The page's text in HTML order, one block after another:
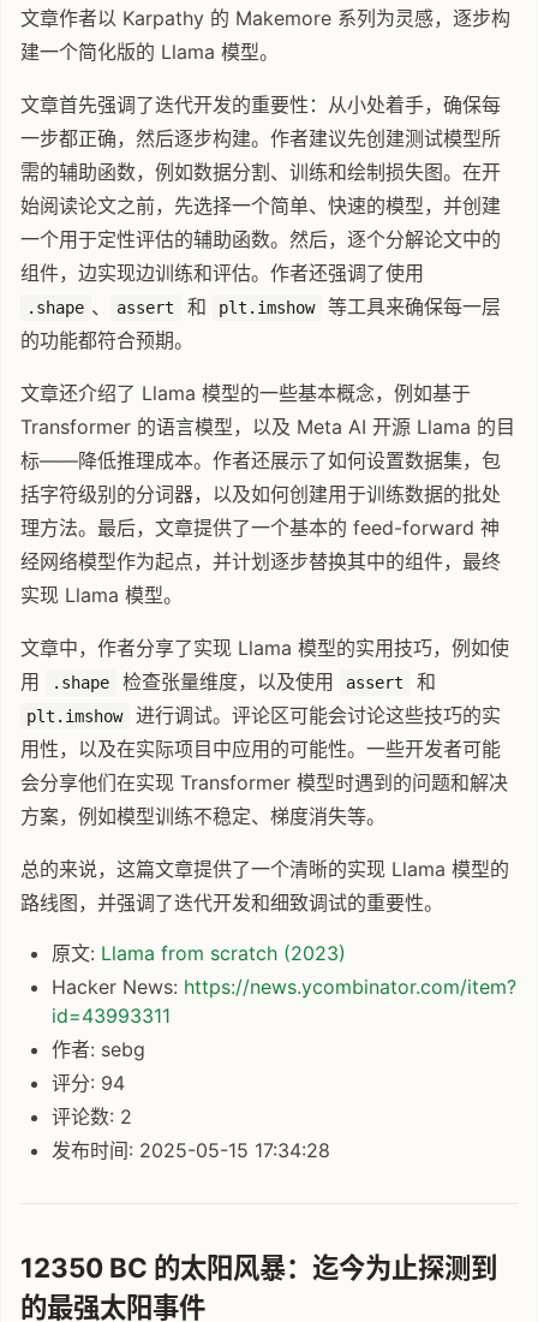
文章作者以 Karpathy 的 Makemore 系列为灵感，逐步构
建一个简化版的 Llama 模型。
文章首先强调了迭代开发的重要性：从小处着手，确保每
一步都正确，然后逐步构建。作者建议先创建测试模型所
需的辅助函数，例如数据分割、训练和绘制损失图。在开
始阅读论文之前，先选择一个简单、快速的模型，并创建
一个用于定性评估的辅助函数。然后，逐个分解论文中的
组件，边实现边训练和评估。作者还强调了使用
.shape 、 assert 和 plt.imshow
等工具来确保每一层
的功能都符合预期。
文章还介绍了 Llama 模型的一些基本概念，例如基于
Transformer 的语言模型，以及 Meta AI 开源 Llama 的目
标——降低推理成本。作者还展示了如何设置数据集，包
括字符级别的分词器，以及如何创建用于训练数据的批处
理方法。最后，文章提供了一个基本的 feed-forward 神
经网络模型作为起点，并计划逐步替换其中的组件，最终
实现 Llama 模型。
文章中，作者分享了实现 Llama 模型的实用技巧，例如使
用
.shape 检查张量维度，以及使用 assert 和
plt.imshow
进行调试。评论区可能会讨论这些技巧的实
用性，以及在实际项目中应用的可能性。一些开发者可能
会分享他们在实现 Transformer 模型时遇到的问题和解决
方案，例如模型训练不稳定、梯度消失等。
总的来说，这篇文章提供了一个清晰的实现 Llama 模型的
路线图，并强调了迭代开发和细致调试的重要性。
原文: Llama from scratch (2023)
Hacker News: https://news.ycombinator.com/item?
id=43993311
作者: sebg
评分: 94
评论数: 2
发布时间: 2025-05-15 17:34:28
12350 BC 的太阳风暴：迄今为止探测到
的最强太阳事件